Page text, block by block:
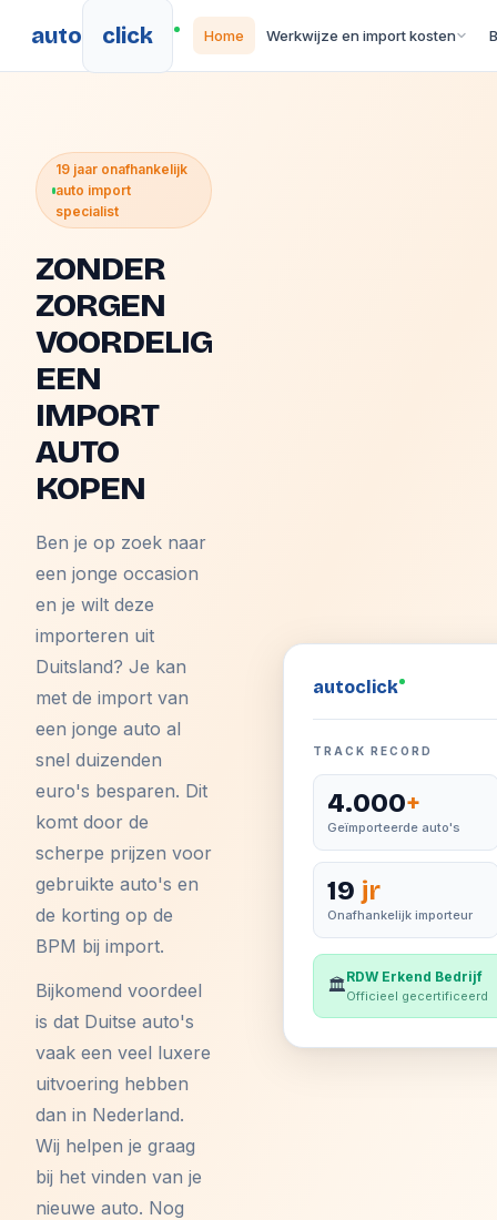
auto click Home Werkwijze en import kosten
19 jaar onafhankelijk
auto import
specialist
ZONDER
ZORGEN
VOORDELIG
EEN
IMPORT
AUTO
KOPEN
Ben je op zoek naar
een jonge occasion
en je wilt deze
importeren uit
Duitsland? Je kan
met de import van
een jonge auto al
snel duizenden
euro's besparen. Dit
komt door de
scherpe prijzen voor
gebruikte auto's en
de korting op de
BPM bij import.
Bijkomend voordeel
is dat Duitse auto's
vaak een veel luxere
uitvoering hebben
dan in Nederland.
Wij helpen je graag
bij het vinden van je
nieuwe auto. Nog
autoclick
TRACK RECORD
4.000+
Geïmporteerde auto's
19 jr
Onafhankelijk importeur
🏛️RDW Erkend Bedrijf
Officieel gecertificeerd